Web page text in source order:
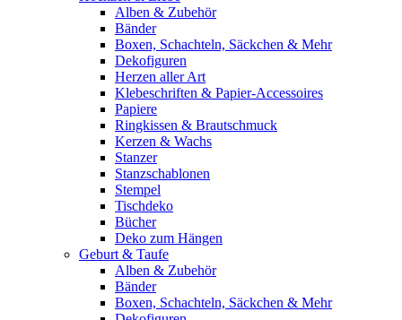
Alben & Zubehör
Bänder
Boxen, Schachteln, Säckchen & Mehr
Dekofiguren
Herzen aller Art
Klebeschriften & Papier-Accessoires
Papiere
Ringkissen & Brautschmuck
Kerzen & Wachs
Stanzer
Stanzschablonen
Stempel
Tischdeko
Bücher
Deko zum Hängen
Geburt & Taufe
Alben & Zubehör
Bänder
Boxen, Schachteln, Säckchen & Mehr